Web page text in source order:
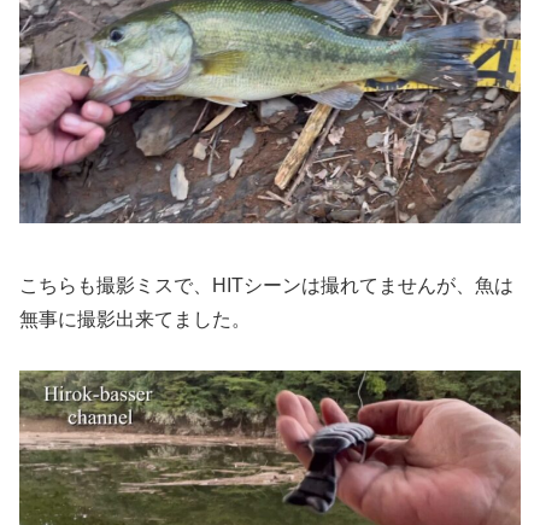
こちらも撮影ミスで、HITシーンは撮れてませんが、魚は
無事に撮影出来てました。